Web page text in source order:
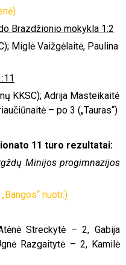
Brazdžionio mokykla 1:2
Miglė Vaižgėlaitė, Paulina
KKSC); Adrija Masteikaitė
– po 3 („Tauras“)
11 turo rezultatai:
Minijos progimnazijos
nuotr.)
Streckytė – 2, Gabija
Razgaitytė – 2, Kamilė